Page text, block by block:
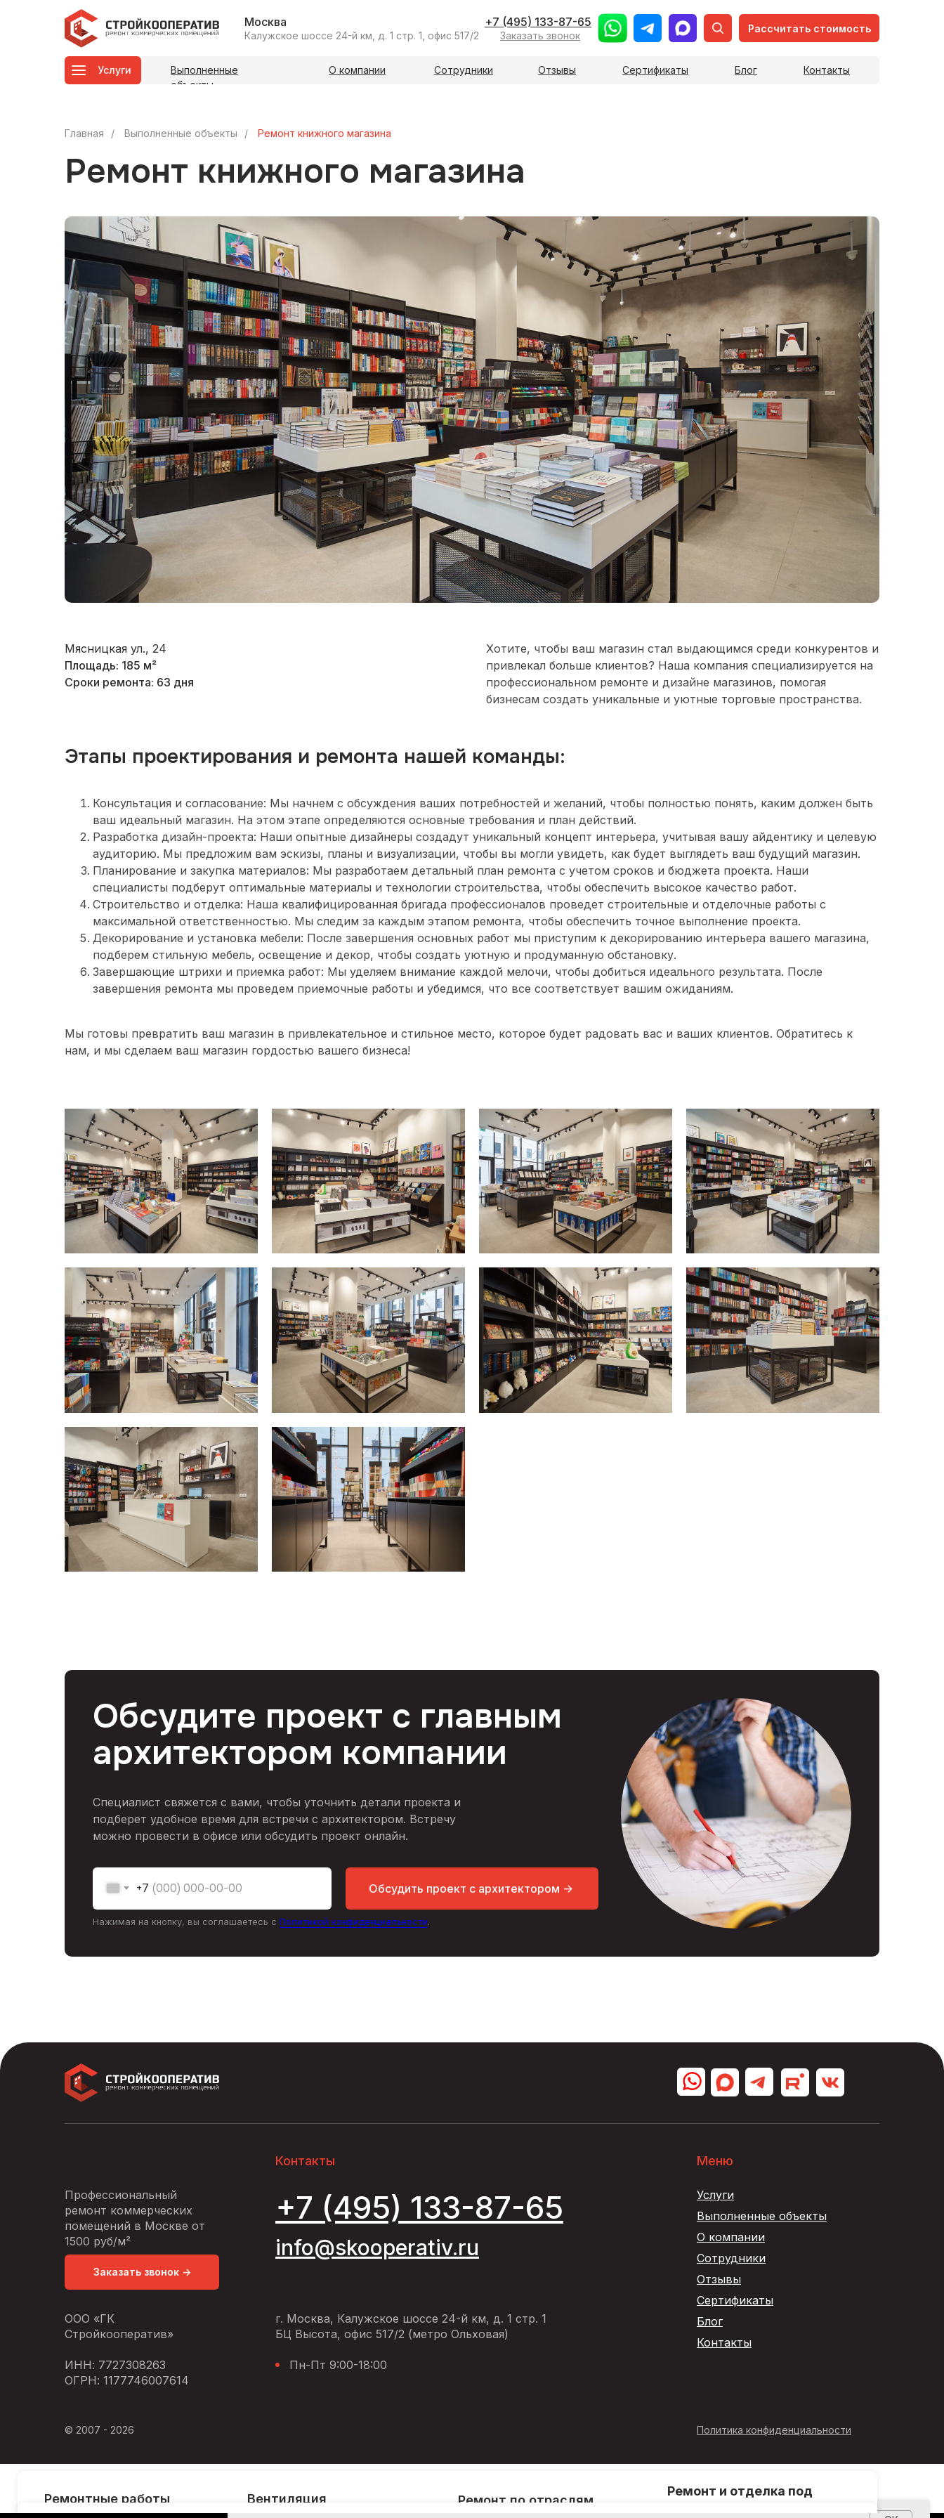
Услуги
Выполненные
объекты
О компании Сотрудники Отзывы Сертификаты Блог Контакты
Рассчитать стоимость
Москва
Калужское шоссе 24-й км, д. 1 стр. 1, офис 517/2
+7 (495) 133-87-65
Заказать звонок
Главная / Выполненные объекты / Ремонт книжного магазина
Ремонт книжного магазина
Мясницкая ул., 24
Площадь: 185 м²
Сроки ремонта: 63 дня
Хотите, чтобы ваш магазин стал выдающимся среди конкурентов и
привлекал больше клиентов? Наша компания специализируется на
профессиональном ремонте и дизайне магазинов, помогая
бизнесам создать уникальные и уютные торговые пространства.
Этапы проектирования и ремонта нашей команды:
Консультация и согласование: Мы начнем с обсуждения ваших потребностей и желаний, чтобы полностью понять, каким должен быть
ваш идеальный магазин. На этом этапе определяются основные требования и план действий.
Разработка дизайн-проекта: Наши опытные дизайнеры создадут уникальный концепт интерьера, учитывая вашу айдентику и целевую
аудиторию. Мы предложим вам эскизы, планы и визуализации, чтобы вы могли увидеть, как будет выглядеть ваш будущий магазин.
Планирование и закупка материалов: Мы разработаем детальный план ремонта с учетом сроков и бюджета проекта. Наши
специалисты подберут оптимальные материалы и технологии строительства, чтобы обеспечить высокое качество работ.
Строительство и отделка: Наша квалифицированная бригада профессионалов проведет строительные и отделочные работы с
максимальной ответственностью. Мы следим за каждым этапом ремонта, чтобы обеспечить точное выполнение проекта.
Декорирование и установка мебели: После завершения основных работ мы приступим к декорированию интерьера вашего магазина,
подберем стильную мебель, освещение и декор, чтобы создать уютную и продуманную обстановку.
Завершающие штрихи и приемка работ: Мы уделяем внимание каждой мелочи, чтобы добиться идеального результата. После
завершения ремонта мы проведем приемочные работы и убедимся, что все соответствует вашим ожиданиям.
Мы готовы превратить ваш магазин в привлекательное и стильное место, которое будет радовать вас и ваших клиентов. Обратитесь к
нам, и мы сделаем ваш магазин гордостью вашего бизнеса!
Обсудите проект с главным
архитектором компании
Специалист свяжется с вами, чтобы уточнить детали проекта и
подберет удобное время для встречи с архитектором. Встречу
можно провести в офисе или обсудить проект онлайн.
+7 Обсудить проект с архитектором ->
Нажимая на кнопку, вы соглашаетесь с Политикой конфиденциальности.
Профессиональный
ремонт коммерческих
помещений в Москве от
1500 руб/м²
© 2007 - 2026 Политика конфиденциальности
Меню
Услуги
Выполненные объекты
О компании
Сотрудники
Отзывы
Сертификаты
Блог
Контакты
+7 (495) 133-87-65
info@skooperativ.ru
Контакты
ООО «ГК
Стройкооператив»
ИНН: 7727308263
ОГРН: 1177746007614
г. Москва, Калужское шоссе 24-й км, д. 1 стр. 1
БЦ Высота, офис 517/2 (метро Ольховая)
Пн-Пт 9:00-18:00
Заказать звонок ->
Ремонтные работы Вентиляция Ремонт по отраслям
Ремонт и отделка под